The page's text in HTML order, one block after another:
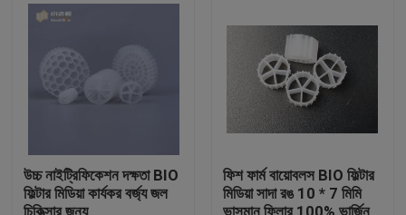
উচ্চ নাইট্রিফিকেশন দক্ষতা BIO
ফিল্টার মিডিয়া কার্যকর বর্জ্য জল
ফিশ ফার্ম বায়োবলস BIO ফিল্টার
মিডিয়া সাদা রঙ 10 * 7 মিমি